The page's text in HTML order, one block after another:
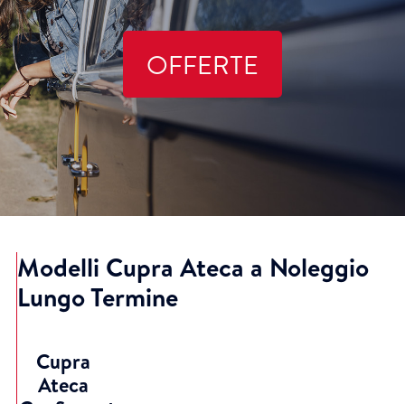
OFFERTE
Modelli Cupra Ateca a Noleggio
Lungo Termine
Cupra
Ateca